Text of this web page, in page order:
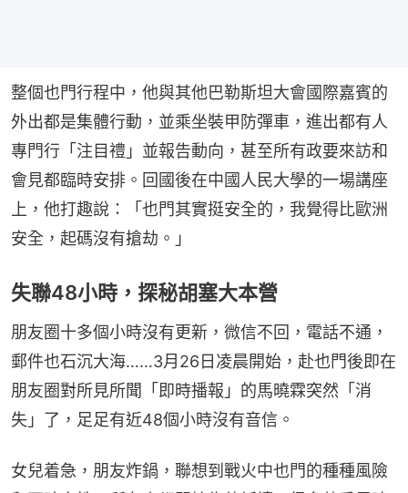
整個也門行程中，他與其他巴勒斯坦大會國際嘉賓的
外出都是集體行動，並乘坐裝甲防彈車，進出都有人
專門行「注目禮」並報告動向，甚至所有政要來訪和
會見都臨時安排。回國後在中國人民大學的一場講座
上，他打趣說：「也門其實挺安全的，我覺得比歐洲
安全，起碼沒有搶劫。」
失聯48小時，探秘胡塞大本營
朋友圈十多個小時沒有更新，微信不回，電話不通，
郵件也石沉大海……3月26日凌晨開始，赴也門後即在
朋友圈對所見所聞「即時播報」的馬曉霖突然「消
失」了，足足有近48個小時沒有音信。
女兒着急，朋友炸鍋，聯想到戰火中也門的種種風險